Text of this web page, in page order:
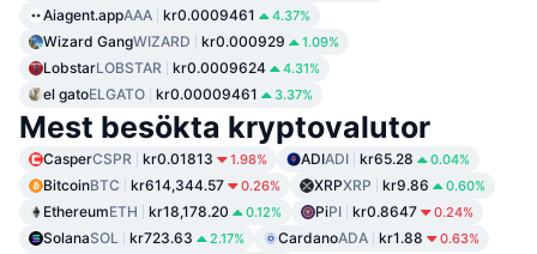
Aiagent.appAAA kr0.0009461 4.37%
Wizard GangWIZARD kr0.000929 1.09%
LobstarLOBSTAR kr0.0009624 4.31%
el gatoELGATO kr0.00009461 3.37%
Mest besökta kryptovalutor
CasperCSPR kr0.01813 1.98% ADIADI kr65.28 0.04%
BitcoinBTC kr614,344.57 0.26% XRPXRP kr9.86 0.60%
EthereumETH kr18,178.20 0.12% PiPI kr0.8647 0.24%
SolanaSOL kr723.63 2.17% CardanoADA kr1.88 0.63%